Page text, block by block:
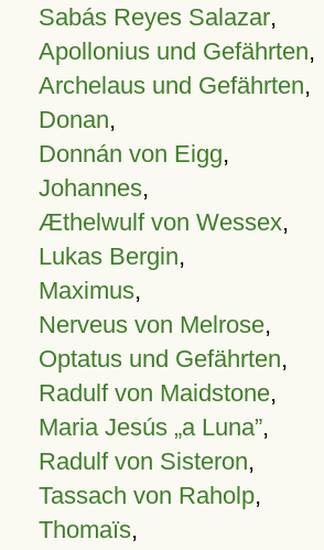
Sabás Reyes Salazar,
Apollonius und Gefährten,
Archelaus und Gefährten,
Donan,
Donnán von Eigg,
Johannes,
Æthelwulf von Wessex,
Lukas Bergin,
Maximus,
Nerveus von Melrose,
Optatus und Gefährten,
Radulf von Maidstone,
Maria Jesús „a Luna”,
Radulf von Sisteron,
Tassach von Raholp,
Thomaïs,